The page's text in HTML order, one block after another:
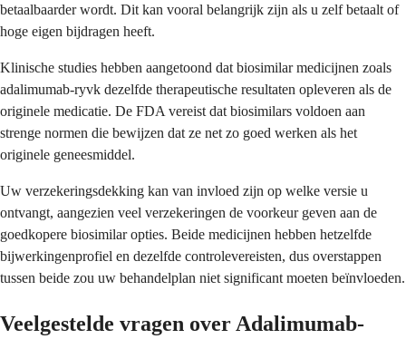
betaalbaarder wordt. Dit kan vooral belangrijk zijn als u zelf betaalt of
hoge eigen bijdragen heeft.
Klinische studies hebben aangetoond dat biosimilar medicijnen zoals
adalimumab-ryvk dezelfde therapeutische resultaten opleveren als de
originele medicatie. De FDA vereist dat biosimilars voldoen aan
strenge normen die bewijzen dat ze net zo goed werken als het
originele geneesmiddel.
Uw verzekeringsdekking kan van invloed zijn op welke versie u
ontvangt, aangezien veel verzekeringen de voorkeur geven aan de
goedkopere biosimilar opties. Beide medicijnen hebben hetzelfde
bijwerkingenprofiel en dezelfde controlevereisten, dus overstappen
tussen beide zou uw behandelplan niet significant moeten beïnvloeden.
Veelgestelde vragen over Adalimumab-